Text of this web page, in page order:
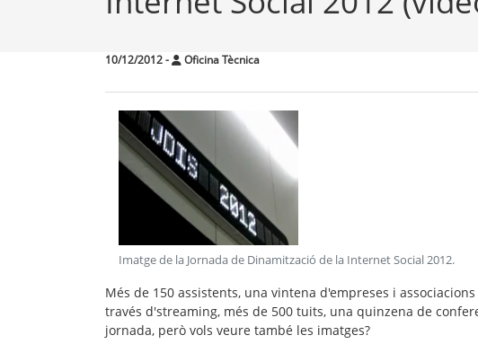
10/12/2012- Oficina Tècnica
Imatge de la Jornada de Dinamització de la Internet Social 2012.
Més de 150 assistents, una vintena d'empreses i
través d'streaming, més de 500 tuits, una quinzena de
jornada, però vols veure també les imatges?